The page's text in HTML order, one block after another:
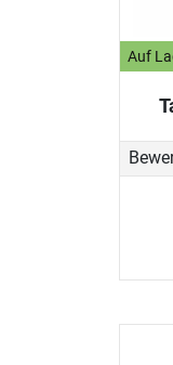
Auf